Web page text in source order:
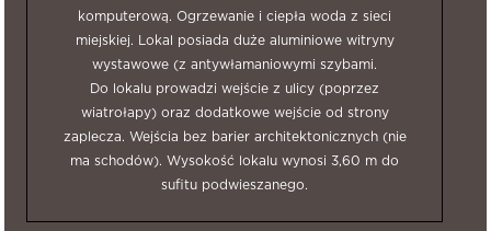
komputerową. Ogrzewanie i ciepła woda z sieci
miejskiej. Lokal posiada duże aluminiowe witryny
wystawowe (z antywłamaniowymi szybami.
Do lokalu prowadzi wejście z ulicy (poprzez
wiatrołapy) oraz dodatkowe wejście od strony
zaplecza. Wejścia bez barier architektonicznych (nie
ma schodów). Wysokość lokalu wynosi 3,60 m do
sufitu podwieszanego.